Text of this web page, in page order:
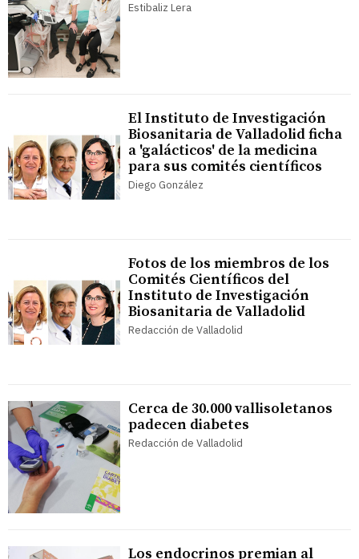
Estibaliz Lera
El Instituto de Investigación
Biosanitaria de Valladolid ficha
a 'galácticos' de la medicina
para sus comités científicos
Diego González
Fotos de los miembros de los
Comités Científicos del
Instituto de Investigación
Biosanitaria de Valladolid
Redacción de Valladolid
Cerca de 30.000 vallisoletanos
padecen diabetes
Redacción de Valladolid
Los endocrinos premian al